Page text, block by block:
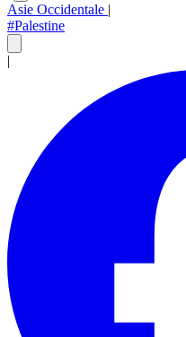
Asie Occidentale |
#Palestine
|